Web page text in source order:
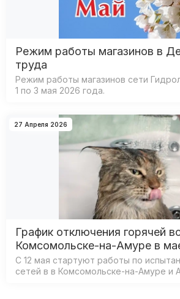
Режим работы магазинов в
труда
Режим работы магазинов сети
1 по 3 мая 2026 года.
27 Апреля 2026
График отключения горячей
Комсомольске-на-Амуре в
С 12 мая стартуют работы по
сетей в в Комсомольске-на-Амуре и